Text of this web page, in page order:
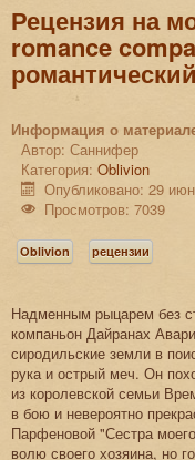
Рецензия на
romance
Информация о
Автор: Саннифер
Категория: Oblivion
Опубликовано: 29
Просмотров: 7039
Oblivion рецензии
Надменным рыцарем без
компаньон Дайранах
сиродильские земли в
рука и острый меч. Он
из королевской семьи
в бою и невероятно
Парфеновой "Сестра
волю своего хозяина, но